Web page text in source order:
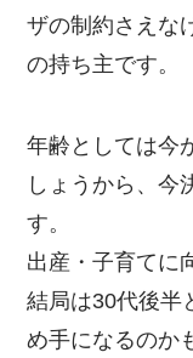
ザの制約さえな
の持ち主です。
年齢としては今
しょうから、今
す。
出産・子育てに
結局は30代後半
め手になるのか